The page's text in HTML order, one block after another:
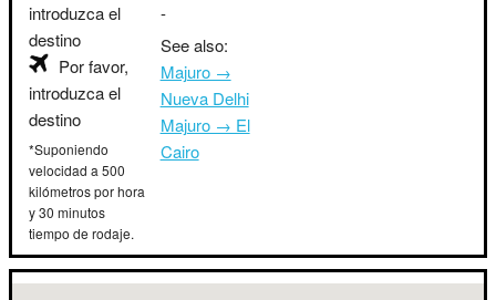
introduzca el
destino
Por favor,
introduzca el
destino
*Suponiendo
velocidad a 500
kilómetros por hora
y 30 minutos
tiempo de rodaje.
-
See also:
Majuro →
Nueva Delhi
Majuro → El
Cairo